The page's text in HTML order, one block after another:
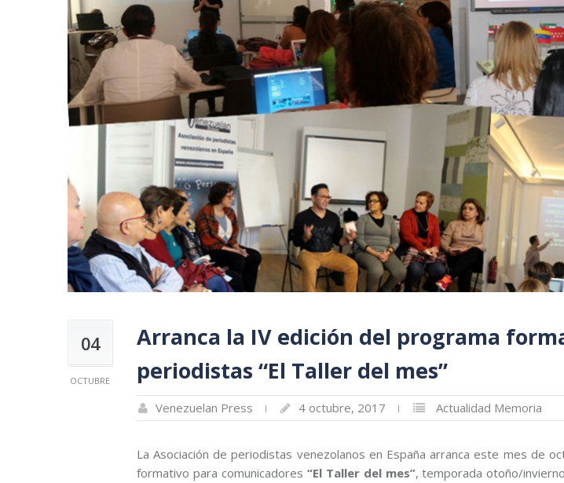
04
OCTUBRE
Arranca la IV edición del programa
periodistas “El Taller del mes”
Venezuelan Press 4 octubre, 2017 Actualidad Memoria
La Asociación de periodistas venezolanos en España arranca este mes de
formativo para comunicadores “El Taller del mes”, temporada otoño/